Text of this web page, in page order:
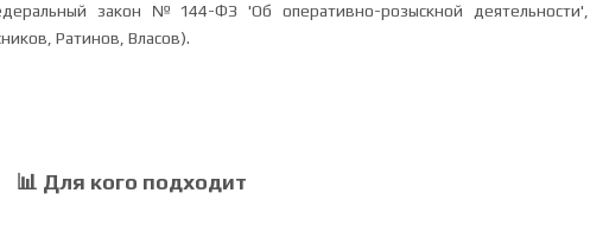
закон №144-ФЗ 'Об оперативно-розыскной деятельности',
Ратинов, Власов).
📊 Для кого подходит